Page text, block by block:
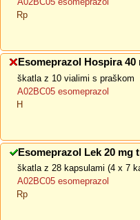
Rp
Esomeprazol Hospira
škatla z 10 vialimi s praškom
A02BC05 esomeprazol
H
Esomeprazol Lek 20
škatla z 28 kapsulami (4 x 7
A02BC05 esomeprazol
Rp